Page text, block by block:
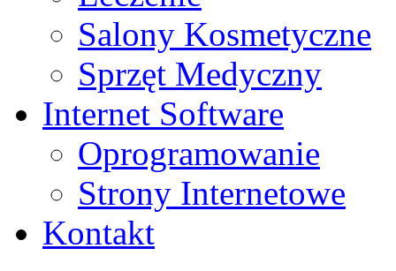
Salony Kosmetyczne
Sprzęt Medyczny
Internet Software
Oprogramowanie
Strony Internetowe
Kontakt